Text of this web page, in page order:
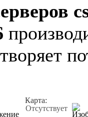
Карта:
Отсутствует